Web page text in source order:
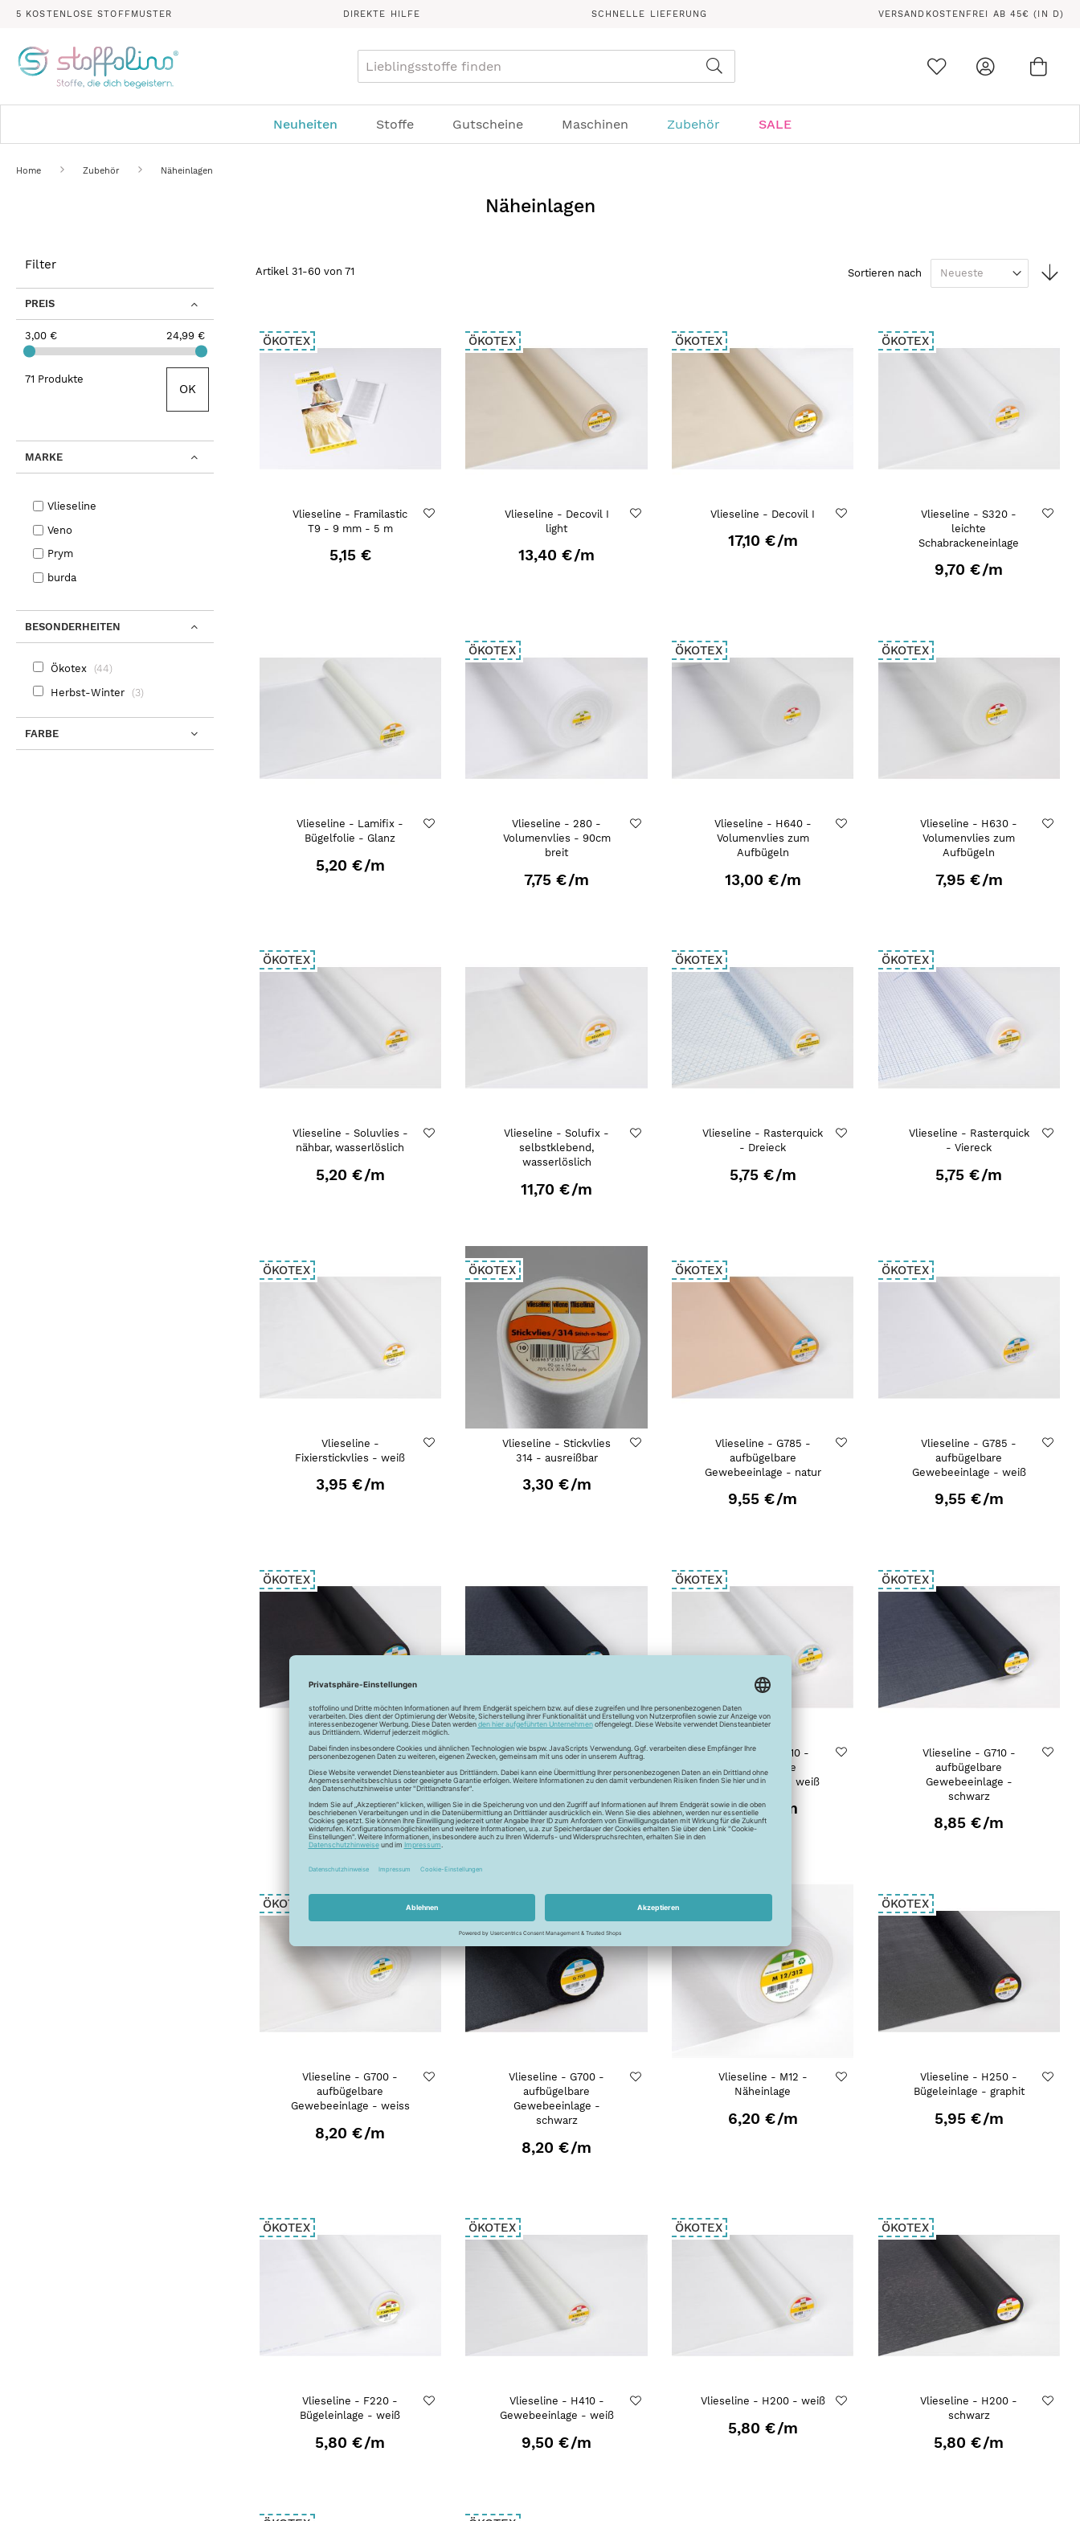
5 KOSTENLOSE STOFFMUSTER DIREKTE HILFE SCHNELLE LIEFERUNG VERSANDKOSTENFREI AB 45€ (IN D)
Neuheiten Stoffe Gutscheine Maschinen Zubehör SALE
Home Zubehör Näheinlagen
Näheinlagen
Artikel 31-60von 71 Sortieren nach
ÖKOTEX
Vlieseline - Framilastic
T9 - 9 mm - 5 m
5,15 €
ÖKOTEX
Vlieseline - Decovil I
light
13,40 €/m
ÖKOTEX
Vlieseline - Decovil I
17,10 €/m
ÖKOTEX
Vlieseline - S320 -
leichte
Schabrackeneinlage
9,70 €/m
Vlieseline - Lamifix -
Bügelfolie - Glanz
5,20 €/m
ÖKOTEX
Vlieseline - 280 -
Volumenvlies - 90cm
breit
7,75 €/m
ÖKOTEX
Vlieseline - H640 -
Volumenvlies zum
Aufbügeln
13,00 €/m
ÖKOTEX
Vlieseline - H630 -
Volumenvlies zum
Aufbügeln
7,95 €/m
ÖKOTEX
Vlieseline - Soluvlies -
nähbar, wasserlöslich
5,20 €/m
Vlieseline - Solufix -
selbstklebend,
wasserlöslich
11,70 €/m
ÖKOTEX
Vlieseline - Rasterquick
- Dreieck
5,75 €/m
ÖKOTEX
Vlieseline - Rasterquick
- Viereck
5,75 €/m
ÖKOTEX
Vlieseline -
Fixierstickvlies - weiß
3,95 €/m
ÖKOTEX
Vlieseline - Stickvlies
314 - ausreißbar
3,30 €/m
ÖKOTEX
Vlieseline - G785 -
aufbügelbare
Gewebeeinlage - natur
9,55 €/m
ÖKOTEX
Vlieseline - G785 -
aufbügelbare
Gewebeeinlage - weiß
9,55 €/m
ÖKOTEX
Vlieseline - G785 -
aufbügelbare
Gewebeeinlage -
9,55 €/m
Vlieseline - G740 -
aufbügelbare
Gewebeeinlage -
9,15 €/m
ÖKOTEX
Vlieseline - G710 -
aufbügelbare
Gewebeeinlage - weiß
8,85 € /m
ÖKOTEX
Vlieseline - G710 -
aufbügelbare
Gewebeeinlage -
schwarz
8,85 €/m
ÖKOTEX
Vlieseline - G700 -
aufbügelbare
Gewebeeinlage - weiss
8,20 €/m
Vlieseline - G700 -
aufbügelbare
Gewebeeinlage -
schwarz
8,20 €/m
ÖKOTEX
Vlieseline - M12 -
Näheinlage
6,20 €/m
ÖKOTEX
Vlieseline - H250 -
Bügeleinlage - graphit
5,95 €/m
ÖKOTEX
Vlieseline - F220 -
Bügeleinlage - weiß
5,80 €/m
ÖKOTEX
Vlieseline - H410 -
Gewebeeinlage - weiß
9,50 €/m
ÖKOTEX
Vlieseline - H200 - weiß
5,80 €/m
ÖKOTEX
Vlieseline - H200 -
schwarz
5,80 €/m
Filter
PREIS
3,00 € 24,99 €
71 Produkte
OK
MARKE
Vlieseline
Veno
Prym
burda
BESONDERHEITEN
Ökotex 44
Herbst-Winter 3
FARBE